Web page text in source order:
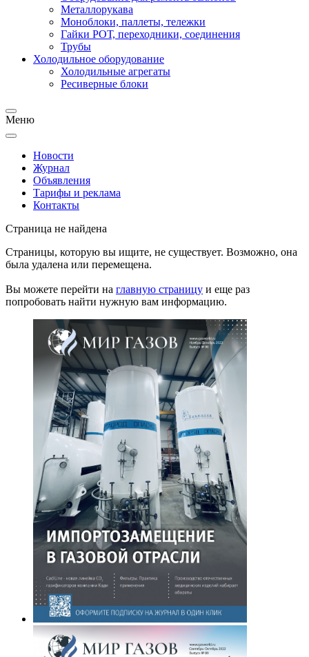
Металлорукава
Моноблоки, паллеты, тележки
Гайки РОТ, переходники, соединения
Трубы
Холодильное оборудование
Холодильные агрегаты
Ресиверные блоки
Меню
Новости
Журнал
Объявления
Тарифы и реклама
Контакты
Страница не найдена
Страницы, которую вы ищите, не существует. Возможно, она
была удалена или перемещена.
Вы можете перейти на главную страницу и еще раз
попробовать найти нужную вам информацию.